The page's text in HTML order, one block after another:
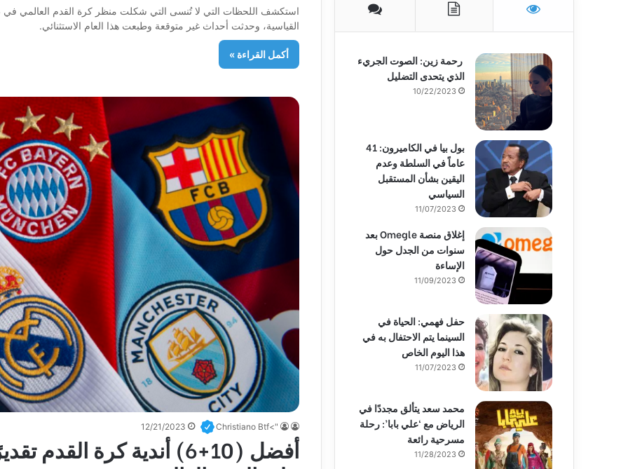
القياسية، وحدثت أحداث غير متوقعة وطبعت هذا العام الاستثنائي.
أكمل القراءة »
">Christiano Btf
12/21/2023
رحمة زين: الصوت الجريء
الذي يتحدى التضليل
10/22/2023
بول بيا في الكاميرون: 41
عاماً في السلطة وعدم
اليقين بشأن المستقبل
السياسي
11/07/2023
إغلاق منصة Omegle بعد
سنوات من الجدل حول
الإساءة
11/09/2023
حفل فهمي: الحياة في
السينما يتم الاحتفال به في
هذا اليوم الخاص
11/07/2023
محمد سعد يتألق مجددًا في
الرياض مع ‘علي بابا’: رحلة
مسرحية رائعة
11/28/2023